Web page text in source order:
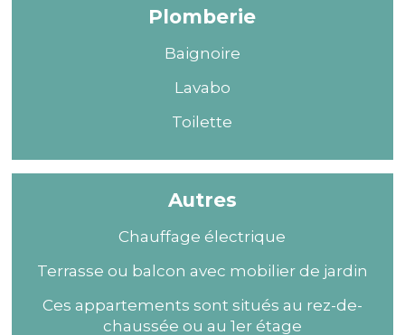
Plomberie
Baignoire
Lavabo
Toilette
Autres
Chauffage électrique
Terrasse ou balcon avec mobilier de jardin
Ces appartements sont situés au rez-de-
chaussée ou au 1er étage